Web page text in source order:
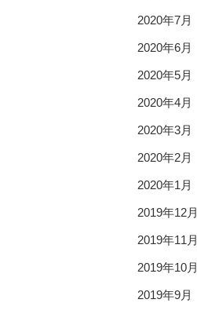
2020年7月
2020年6月
2020年5月
2020年4月
2020年3月
2020年2月
2020年1月
2019年12月
2019年11月
2019年10月
2019年9月